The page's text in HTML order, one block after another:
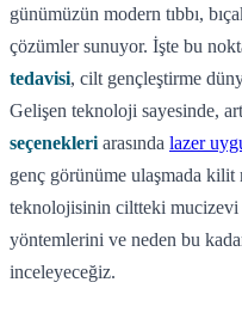
günümüzün modern tıbbı,
çözümler sunuyor. İşte bu
tedavisi, cilt gençleştirme
Gelişen teknoloji sayesinde,
seçenekleri arasında lazer
genç görünüme ulaşmada
teknolojisinin ciltteki
yöntemlerini ve neden bu
inceleyeceğiz.